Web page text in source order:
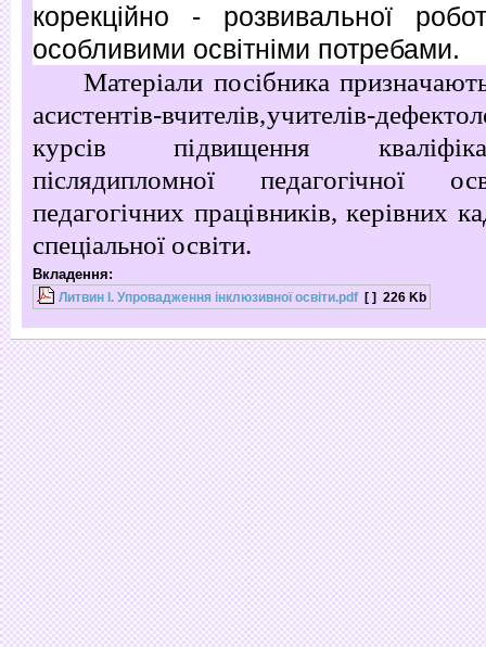
корекційно - розвивальної
особливими освітніми потребами.
Матеріали посібника признач
асистентів-вчителів,учителів-
курсів підвищення кваліфіка
післядипломної педагогічної ос
педагогічних працівників,керівних ка
спеціальної освіти.
Вкладення:
Литвин І. Упровадження інклюзивної освіти.pdf [ ] 226 Kb